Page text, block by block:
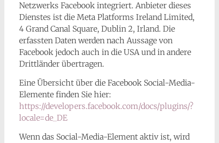
Netzwerks Facebook integriert. Anbieter dieses
Dienstes ist die Meta Platforms Ireland Limited,
4 Grand Canal Square, Dublin 2, Irland. Die
erfassten Daten werden nach Aussage von
Facebook jedoch auch in die USA und in andere
Drittländer übertragen.
Eine Übersicht über die Facebook Social-Media-
Elemente finden Sie hier:
https://developers.facebook.com/docs/plugins/?
locale=de_DE
Wenn das Social-Media-Element aktiv ist, wird